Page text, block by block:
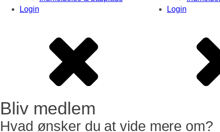
Login
Login
Bliv medlem
Hvad ønsker du at vide mere om?